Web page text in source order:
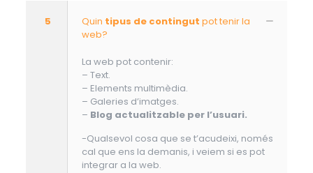
5 Quin tipus de contingut pot tenir la
web?
La web pot contenir:
– Text.
– Elements multimèdia.
– Galeries d’imatges.
– Blog actualitzable per l’usuari.
-Qualsevol cosa que se t’acudeixi, només
cal que ens la demanis, i veiem si es pot
integrar a la web.